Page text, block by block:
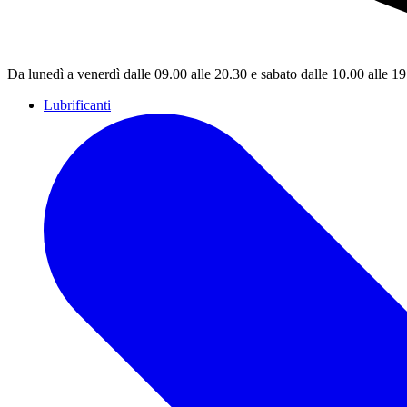
Da lunedì a venerdì dalle 09.00 alle 20.30 e sabato dalle 10.00 alle
Lubrificanti